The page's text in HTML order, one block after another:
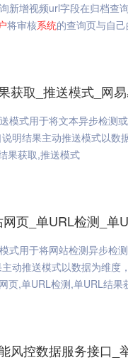
新增视频url字段在归档
将审核系统的查询页与自
获取_推送模式_网
模式用于将文本异步检测
明结果主动推送模式以
果获取,推送模式
页_单URL检测_单
式用于将网站检测异步检
动推送模式以数据为维度
页,单URL检测,单URL结果
风控数据服务接口_